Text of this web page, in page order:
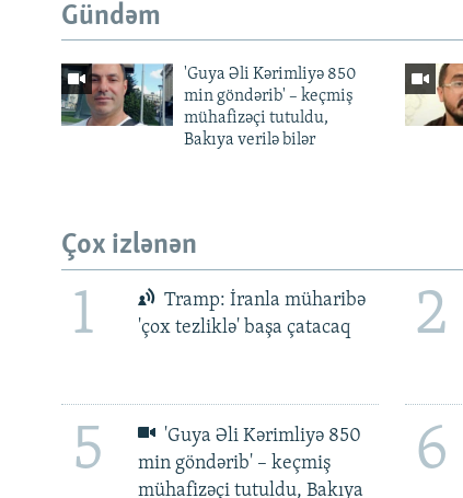
Gündəm
'Guya Əli Kərimliyə 850
min göndərib' – keçmiş
mühafizəçi tutuldu,
Bakıya verilə bilər
Çox izlənən
1
Tramp: İranla müharibə
'çox tezliklə' başa çatacaq
2
5
'Guya Əli Kərimliyə 850
min göndərib' – keçmiş
mühafizəçi tutuldu, Bakıya
6